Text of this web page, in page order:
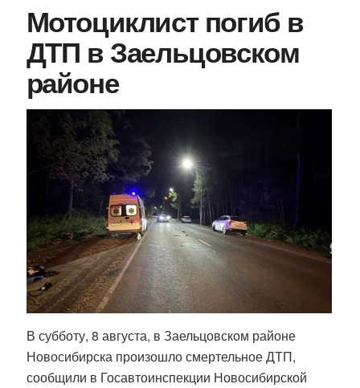
Мотоциклист погиб в
ДТП в Заельцовском
районе
В субботу, 8 августа, в Заельцовском районе
Новосибирска произошло смертельное ДТП,
сообщили в Госавтоинспекции Новосибирской